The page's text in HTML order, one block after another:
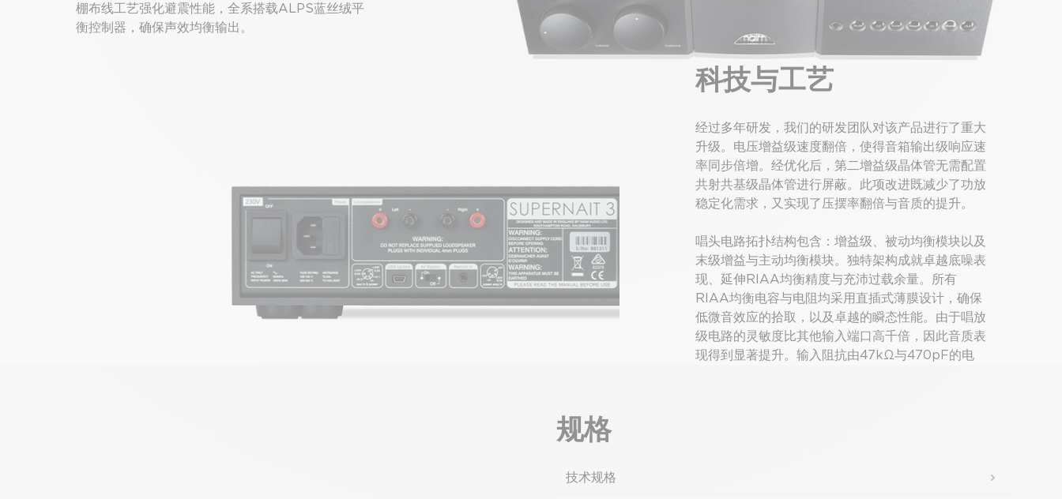
棚布线工艺强化避震性能，全系搭载ALPS蓝丝绒平
衡控制器，确保声效均衡输出。
科技与工艺
经过多年研发，我们的研发团队对该产品进行了重大
升级。电压增益级速度翻倍，使得音箱输出级响应速
率同步倍增。经优化后，第二增益级晶体管无需配置
共射共基级晶体管进行屏蔽。此项改进既减少了功放
稳定化需求，又实现了压摆率翻倍与音质的提升。
唱头电路拓扑结构包含：增益级、被动均衡模块以及
末级增益与主动均衡模块。独特架构成就卓越底噪表
现、延伸RIAA均衡精度与充沛过载余量。所有
RIAA均衡电容与电阻均采用直插式薄膜设计，确保
低微音效应的拾取，以及卓越的瞬态性能。由于唱放
级电路的灵敏度比其他输入端口高千倍，因此音质表
现得到显著提升。输入阻抗由47kΩ与470pF的电
规格
技术规格